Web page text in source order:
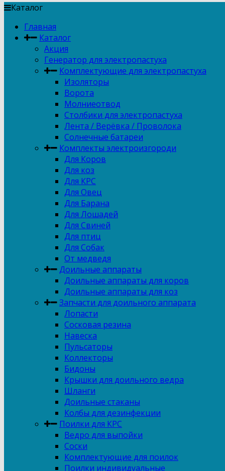
Каталог
Главная
Каталог
Акция
Генератор для электропастуха
Комплектующие для электропастуха
Изоляторы
Ворота
Молниеотвод
Столбики для электропастуха
Лента / Верёвка / Проволока
Солнечные батареи
Комплекты электроизгороди
Для Коров
Для коз
Для КРС
Для Овец
Для Барана
Для Лошадей
Для Свиней
Для птиц
Для Собак
От медведя
Доильные аппараты
Доильные аппараты для коров
Доильные аппараты для коз
Запчасти для доильного аппарата
Лопасти
Сосковая резина
Навеска
Пульсаторы
Коллекторы
Бидоны
Крышки для доильного ведра
Шланги
Доильные стаканы
Колбы для дезинфекции
Поилки для КРС
Ведро для выпойки
Соски
Комплектующие для поилок
Поилки индивидуальные